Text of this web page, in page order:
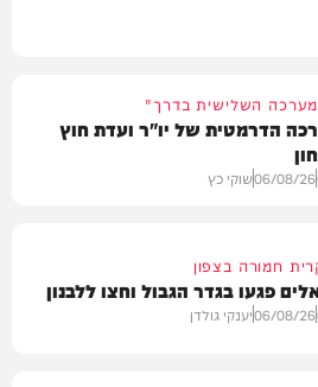
השלישית בדרך"
הדרמטית של יו"ר ועדת חוץ
06/08/26שוקי כץ
חמורה בצפון
פגעו בגדר הגבול וחצו ללבנון
06/08/26יענקי גולדן